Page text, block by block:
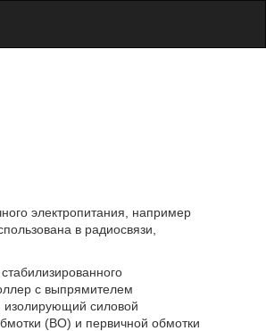
электропитания, например
в радиосвязи,
с выпрямителем
силовой
(ВО) и первичной обмотки